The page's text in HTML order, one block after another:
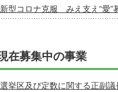
新型コロナ克服 みえ支え“愛
在募集中の事業
選挙区及び定数に関する正副